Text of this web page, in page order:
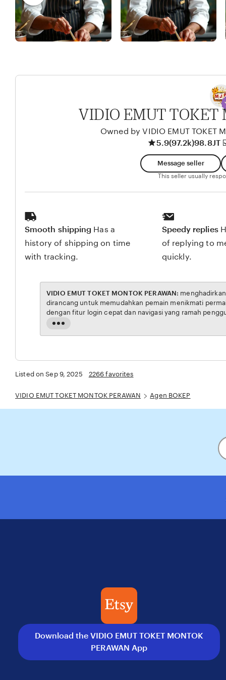
I
R
e
n
d
e
w
b
l
VIDIO EMUT TOKET
Owned by VIDIO EMUT TOKET
5.9(97.2k)98.8JT
Message seller
This seller usually
Smooth shipping Has a
history of shipping on time
with tracking.
Speedy replies
of replying to
quickly.
Read
the
VIDIO EMUT TOKET MONTOK PERAWAN:
dirancang untuk memudahkan pemain menikmati permainan BOKEP dengan aman dan transparan, lengkap
dengan fitur login cepat dan navigasi yang ramah pengguna. Setiap transaksi dijamin aman, sementara update
hasil dan informasi permainan selalu tersedia secara real-time. Dengan VIDIO EMUT TOKET MONTOK
Listed on Sep 9, 2025 2266 favorites
VIDIO EMUT TOKET MONTOK PERAWAN Agen BOKEP
Download the VIDIO EMUT TOKET MONTOK
PERAWAN App